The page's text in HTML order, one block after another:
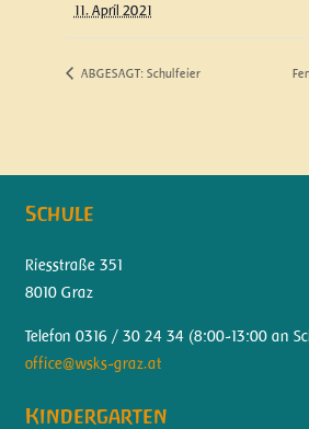
11. April 2021
ABGESAGT: Schulfeier
Schule
Riesstraße 351
8010 Graz
Telefon 0316 / 30 24 34 (8:00-13:00 an
office@wsks-graz.at
Kindergarten